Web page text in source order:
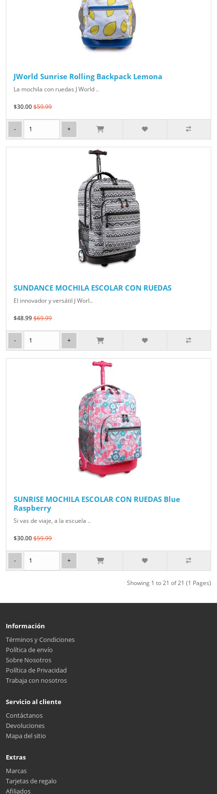
JWorld Sunrise Rolling Backpack Lemona
La mochila con ruedas J World ..
$30.00$59.99
SUNDANCE MOCHILA ESCOLAR CON RUEDAS
El innovador y versátil J Worl..
$48.99$69.99
SUNRISE MOCHILA ESCOLAR CON RUEDAS Blue
Raspberry
Si vas de viaje, a la escuela ..
$30.00$59.99
Showing 1 to 21 of 21 (1 Pages)
Información
Términos y Condiciones
Política de envío
Sobre Nosotros
Política de Privacidad
Trabaja con nosotros
Servicio al cliente
Contáctanos
Devoluciones
Mapa del sitio
Extras
Marcas
Tarjetas de regalo
Afiliados